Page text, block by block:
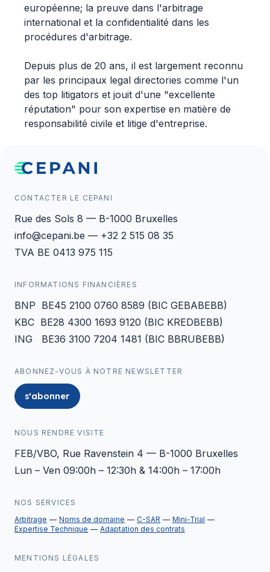
européenne; la preuve dans l'arbitrage
international et la confidentialité dans les
procédures d'arbitrage.
Depuis plus de 20 ans, il est largement reconnu
par les principaux legal directories comme l'un
des top litigators et jouit d'une "excellente
réputation" pour son expertise en matière de
responsabilité civile et litige d'entreprise.
CONTACTER LE CEPANI
Rue des Sols 8 — B-1000 Bruxelles
info@cepani.be — +32 2 515 08 35
TVA BE 0413 975 115
INFORMATIONS FINANCIÈRES
BNP BE45 2100 0760 8589 (BIC GEBABEBB)
KBC BE28 4300 1693 9120 (BIC KREDBEBB)
ING BE36 3100 7204 1481 (BIC BBRUBEBB)
ABONNEZ-VOUS À NOTRE NEWSLETTER
s'abonner
NOUS RENDRE VISITE
FEB/VBO, Rue Ravenstein 4 — B-1000 Bruxelles
Lun – Ven 09:00h – 12:30h & 14:00h – 17:00h
NOS SERVICES
Arbitrage
Noms de domaine C-SAR
Mini-Trial
Expertise Technique
Adaptation des contrats
MENTIONS LÉGALES